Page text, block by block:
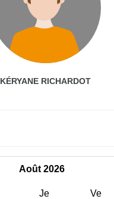
KÉRYANE RICHARDOT
Août 2026
Je Ve